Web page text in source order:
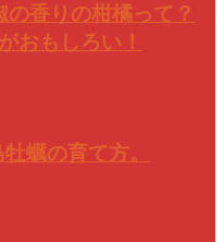
香りの柑橘って？
おもしろい！
蠣の育て方。